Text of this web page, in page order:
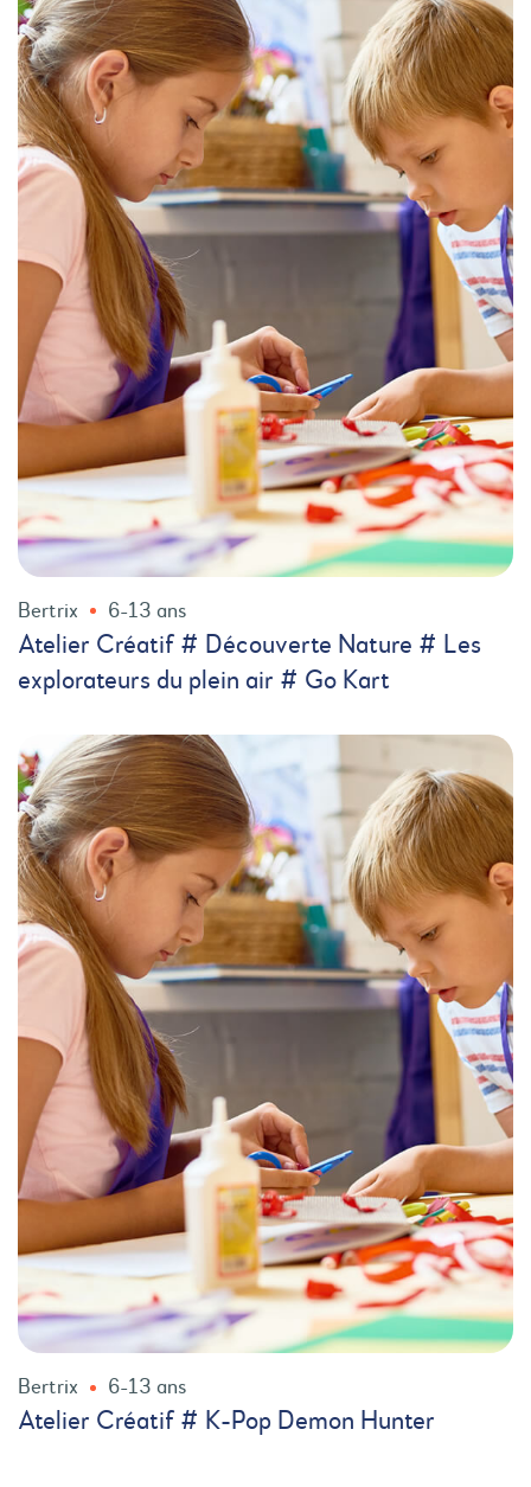
Bertrix 6-13 ans
Atelier Créatif # Découverte Nature # Les
explorateurs du plein air # Go Kart
Bertrix 6-13 ans
Atelier Créatif # K-Pop Demon Hunter